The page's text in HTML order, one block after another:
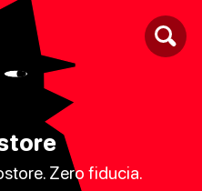
Zero fiducia.